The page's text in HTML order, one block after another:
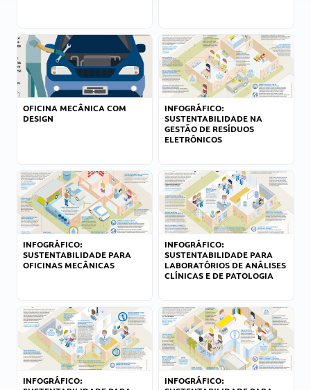
OFICINA MECÂNICA COM
DESIGN
INFOGRÁFICO:
SUSTENTABILIDADE NA
GESTÃO DE RESÍDUOS
ELETRÔNICOS
INFOGRÁFICO:
SUSTENTABILIDADE PARA
OFICINAS MECÂNICAS
INFOGRÁFICO:
SUSTENTABILIDADE PARA
LABORATÓRIOS DE ANÁLISES
CLÍNICAS E DE PATOLOGIA
INFOGRÁFICO:
INFOGRÁFICO: